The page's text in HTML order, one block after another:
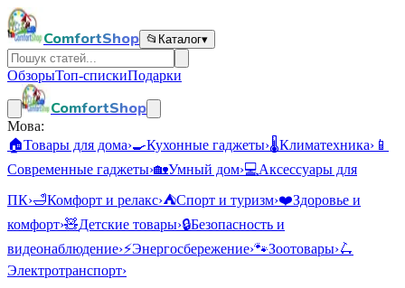
ComfortShop 📂 Каталог▾
ОбзорыТоп-спискиПодарки
ComfortShop
Мова:
🏠Товары для дома›🍳Кухонные гаджеты›🌡️Климатехника› 📱
Современные гаджеты›🏡Умный дом›💻Аксессуары для
ПК›🛁Комфорт и релакс›⛺Спорт и туризм›❤️Здоровье и
комфорт›🧸Детские товары›🔒Безопасность и
видеонаблюдение›⚡Энергосбережение›🐾Зоотовары›🛴
Электротранспорт›